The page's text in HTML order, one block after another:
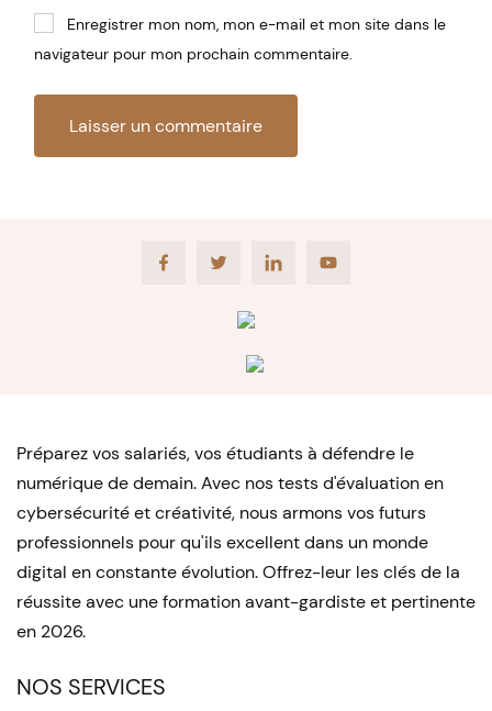
Enregistrer mon nom, mon e-mail et mon site dans le
navigateur pour mon prochain commentaire.
FacebookTwitter LinkedIn Youtube
Préparez vos salariés, vos étudiants à défendre le
numérique de demain. Avec nos tests d'évaluation en
cybersécurité et créativité, nous armons vos futurs
professionnels pour qu'ils excellent dans un monde
digital en constante évolution. Offrez-leur les clés de la
réussite avec une formation avant-gardiste et pertinente
en 2026.
NOS SERVICES